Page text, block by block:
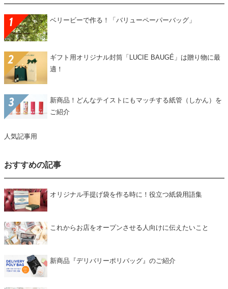
ベリービーで作る！「バリューペーパーバッグ」
ギフト用オリジナル封筒「LUCIE BAUGÉ」は贈り物に最
適！
新商品！どんなテイストにもマッチする紙管（しかん）を
ご紹介
人気記事用
おすすめの記事
オリジナル手提げ袋を作る時に！役立つ紙袋用語集
これからお店をオープンさせる人向けに伝えたいこと
新商品『デリバリーポリバッグ』のご紹介